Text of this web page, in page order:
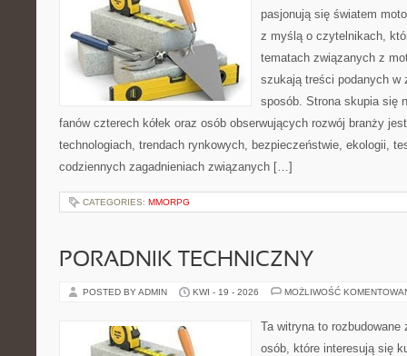
pasjonują się światem
z myślą o czytelnikach,
tematach związanych z
szukają treści podanych w
sposób. Strona skupia się
fanów czterech kółek oraz osób obserwujących rozwój branży
technologiach, trendach rynkowych, bezpieczeństwie, ekologii,
codziennych zagadnieniach związanych […]
CATEGORIES: MMORPG
PORADNIK TECHNICZNY
POSTED BY ADMIN KWI - 19 - 2026 MOŻLIWOŚĆ
Ta witryna to
osób, które interesują się